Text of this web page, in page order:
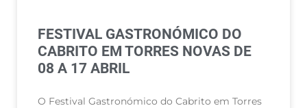
FESTIVAL GASTRONÓMICO DO
CABRITO EM TORRES NOVAS DE
08 A 17 ABRIL
O Festival Gastronómico do Cabrito em Torres